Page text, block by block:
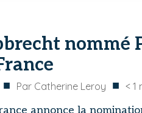
nommé
■ Par Catherine Leroy ■ < 1
annonce la